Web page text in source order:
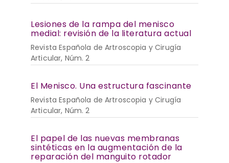
Lesiones de la rampa del menisco
medial: revisión de la literatura actual
Revista Española de Artroscopia y Cirugía
Articular, Núm. 2
El Menisco. Una estructura fascinante
Revista Española de Artroscopia y Cirugía
Articular, Núm. 2
El papel de las nuevas membranas
sintéticas en la augmentación de la
reparación del manguito rotador